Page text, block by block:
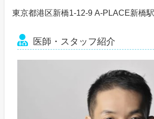
東京都港区新橋1-12-9 A-PLACE新橋
医師・スタッフ紹介